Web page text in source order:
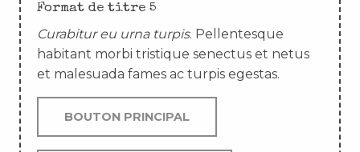
Format de titre 5
Curabitur eu urna turpis. Pellentesque
habitant morbi tristique senectus et netus
et malesuada fames ac turpis egestas.
BOUTON PRINCIPAL